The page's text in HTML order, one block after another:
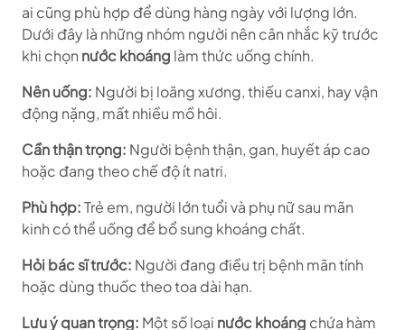
ai cũng phù hợp để dùng hàng ngày với lượng lớn.
Dưới đây là những nhóm người nên cân nhắc kỹ trước
khi chọn nước khoáng làm thức uống chính.
Nên uống: Người bị loãng xương, thiếu canxi, hay vận
động nặng, mất nhiều mồ hôi.
Cần thận trọng: Người bệnh thận, gan, huyết áp cao
hoặc đang theo chế độ ít natri.
Phù hợp:Trẻ em, người lớn tuổi và phụ nữ sau mãn
kinh có thể uống để bổ sung khoáng chất.
Hỏi bác sĩ trước: Người đang điều trị bệnh mãn tính
hoặc dùng thuốc theo toa dài hạn.
Lưu ý quan trọng: Một số loại nước khoáng chứa hàm